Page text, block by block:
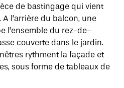
de bastingage qui vient
l’arrière du balcon, une
l’ensemble du rez-de-
couverte dans le jardin.
rythment la façade et
sous forme de tableaux de